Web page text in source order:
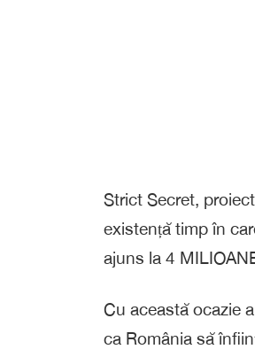
Strict Secret,
existență timp în
ajuns la 4
Cu această ocazie
ca România să